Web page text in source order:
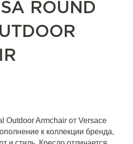
ROUND
Outdoor Armchair от Versace
к коллекции бренда,